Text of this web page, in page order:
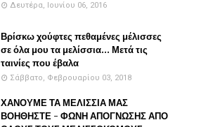
Δευτέρα, Ιουνίου 06, 2016
Βρίσκω χούφτες πεθαμένες μέλισσες
σε όλα μου τα μελίσσια... Μετά τις
ταινίες που έβαλα
Σάββατο, Φεβρουαρίου 03, 2018
ΧΑΝΟΥΜΕ ΤΑ ΜΕΛΙΣΣΙΑ ΜΑΣ
ΒΟΗΘΗΣΤΕ - ΦΩΝΗ ΑΠΟΓΝΩΣΗΣ ΑΠΟ